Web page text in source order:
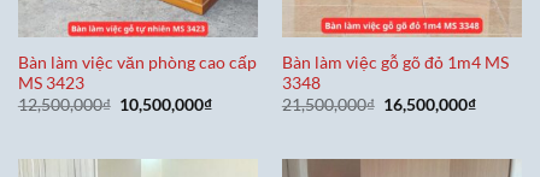
Bàn làm việc văn phòng cao cấp
MS 3423
12,500,000₫ Giá
gốc
10,500,000₫Giá
Bàn làm việc gỗ gõ đỏ 1m4 MS
3348
21,500,000₫ Giá
gốc
16,500,000₫Giá